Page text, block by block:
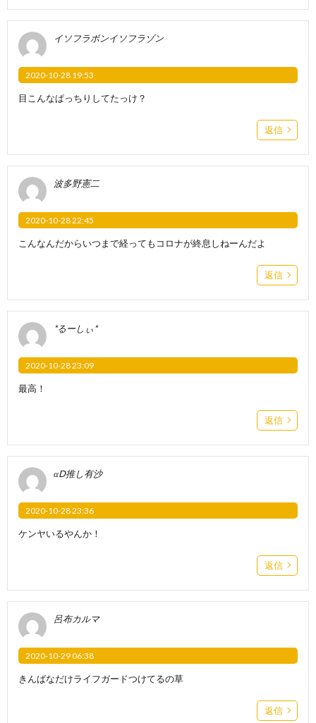
イソフラボンイソフラゾン
2020-10-28 19:53
目こんなぱっちりしてたっけ？
返信
波多野憲二
2020-10-28 22:45
こんなんだからいつまで経ってもコロナが終息しねーんだよ
返信
*るーしぃ*
2020-10-28 23:09
最高！
返信
αD推し有沙
2020-10-28 23:36
ケンヤいるやんか！
返信
呂布カルマ
2020-10-29 06:38
きんばなだけライフガードつけてるの草
返信